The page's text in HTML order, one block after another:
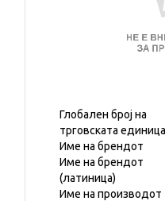
Глобален број на
трговската единица
Име на брендот
Име на брендот
(латиница)
Име на производот